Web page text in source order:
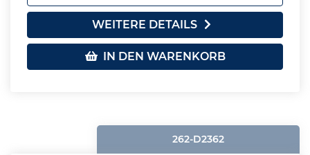
WEITERE DETAILS
IN DEN WARENKORB
262-D2362